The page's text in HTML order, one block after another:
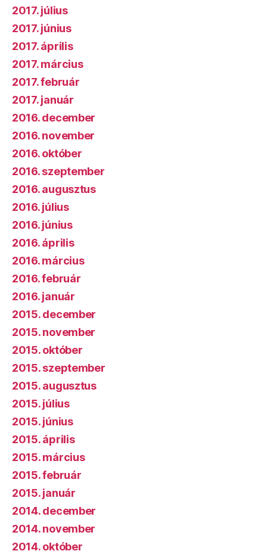
2017. július
2017. június
2017. április
2017. március
2017. február
2017. január
2016. december
2016. november
2016. október
2016. szeptember
2016. augusztus
2016. július
2016. június
2016. április
2016. március
2016. február
2016. január
2015. december
2015. november
2015. október
2015. szeptember
2015. augusztus
2015. július
2015. június
2015. április
2015. március
2015. február
2015. január
2014. december
2014. november
2014. október